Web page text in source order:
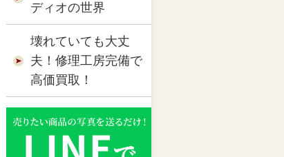
ディオの世界
壊れていても大丈
夫！修理工房完備で
高価買取！